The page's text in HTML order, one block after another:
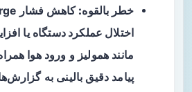
خطر بالقوه: کاهش فشار purge می‌تواند با
اختلال عملکرد دستگاه یا
مانند همولیز و ورود هوا
پیامد دقیق بالینی به